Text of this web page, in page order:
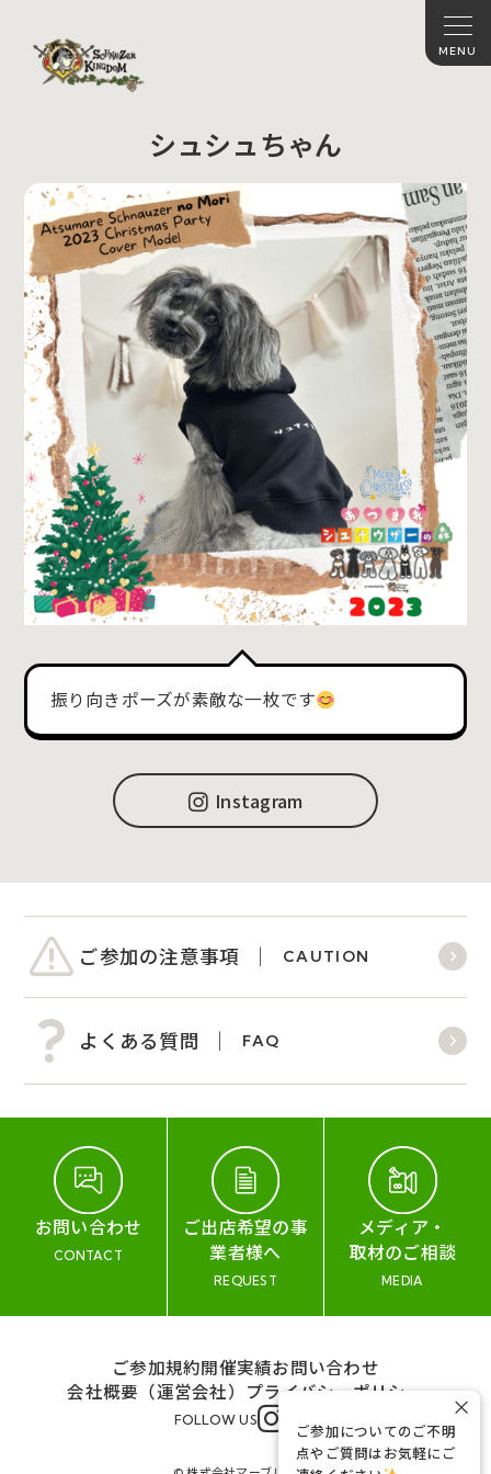
シュシュちゃん
振り向きポーズが素敵な一枚です
Instagram
ご参加の注意事項 CAUTION
よくある質問 FAQ
お問い合わせ
CONTACT
ご出店希望の事
業者様へ
REQUEST
メディア・
取材のご相談
MEDIA
ご参加規約開催実績お問い合わせ
会社概要（運営会社） プライバシーポリシー
FOLLOW US
ご参加についてのご不明
点やご質問はお気軽にご
×